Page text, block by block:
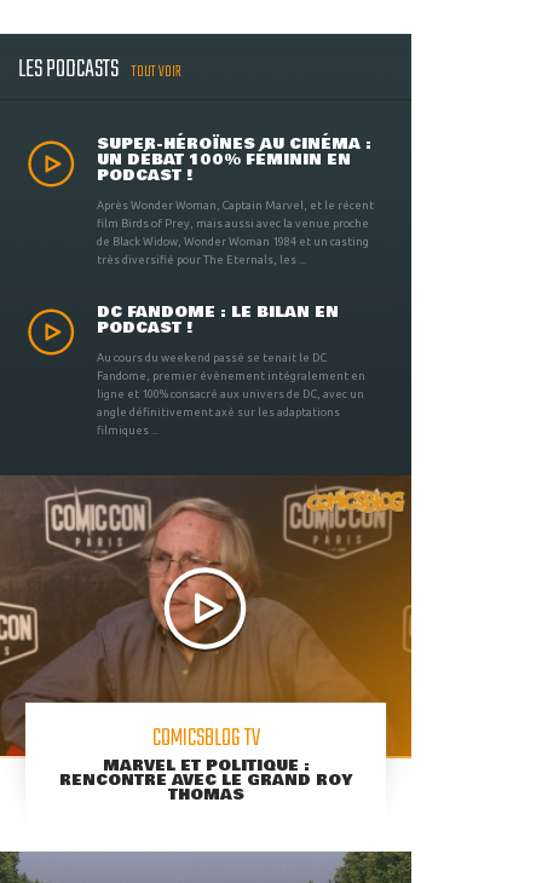
LES PODCASTS TOUT VOIR
SUPER-HÉROÏNES AU CINÉMA :
UN DÉBAT 100% FÉMININ EN
PODCAST !
Après Wonder Woman, Captain Marvel, et le récent
film Birds of Prey, mais aussi avec la venue proche
de Black Widow, Wonder Woman 1984 et un casting
très diversifié pour The Eternals, les ...
DC FANDOME : LE BILAN EN
PODCAST !
Au cours du weekend passé se tenait le DC
Fandome, premier évènement intégralement en
ligne et 100% consacré aux univers de DC, avec un
angle définitivement axé sur les adaptations
filmiques ...
COMICSBLOG TV
MARVEL ET POLITIQUE :
RENCONTRE AVEC LE GRAND ROY
THOMAS